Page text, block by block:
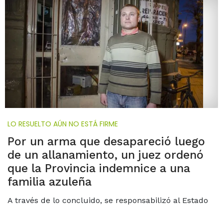
LO RESUELTO AÚN NO ESTÁ FIRME
Por un arma que desapareció luego
de un allanamiento, un juez ordenó
que la Provincia indemnice a una
familia azuleña
A través de lo concluido, se responsabilizó al Estado